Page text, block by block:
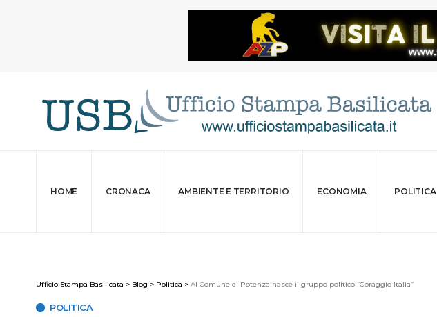
HOME CRONACA AMBIENTE E TERRITORIO ECONOMIA POLITICA
Ufficio Stampa Basilicata > Blog > Politica > Al Comune di Potenza nasce il gruppo politico “Coraggio Italia”
POLITICA